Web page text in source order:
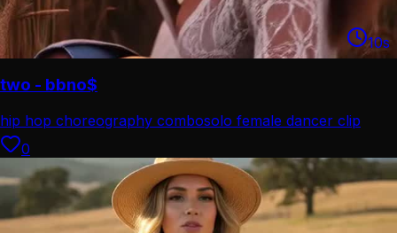
10s
two - bbno$
hip hop choreography combosolo female dancer clip
0